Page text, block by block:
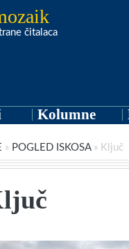
čitalaca
Kolumne
» POGLED ISKOSA» Ključ